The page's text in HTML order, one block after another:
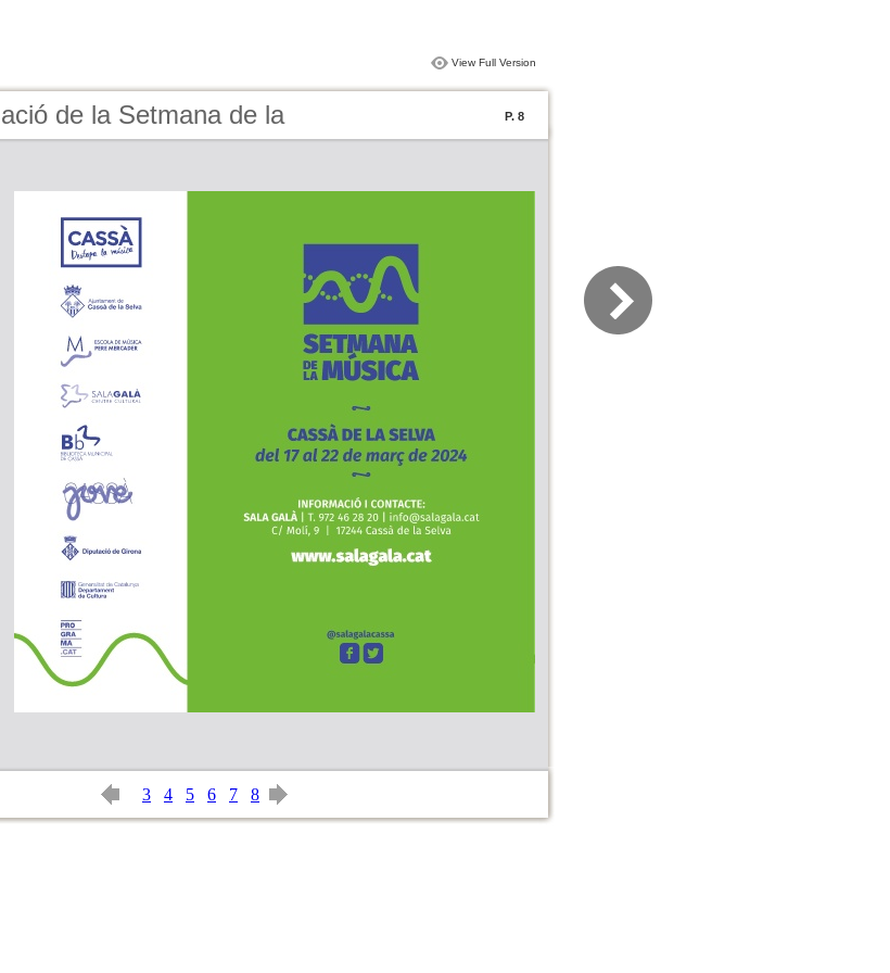
View Full Version
de la Setmana de la
P. 8
3 4 5 6 7 8